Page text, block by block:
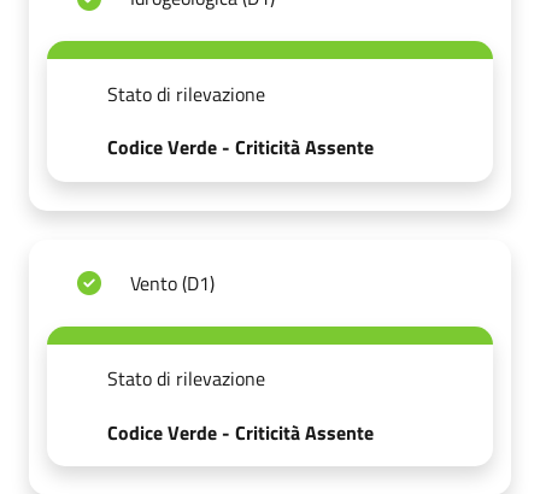
Stato di rilevazione
Codice Verde - Criticità Assente
Vento (D1)
Stato di rilevazione
Codice Verde - Criticità Assente